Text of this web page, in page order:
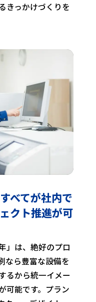
きっかけづくりを
べてが社内で
クト推進が可
」は、絶好のプロ
なら豊富な設備を
るから統一イメー
可能です。プラン